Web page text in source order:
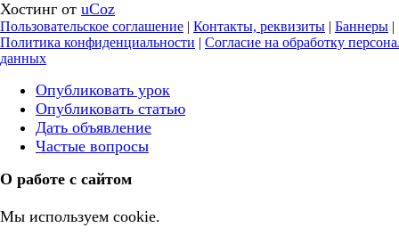
Хостинг от uCoz
Пользовательское соглашение | Контакты, реквизиты | Баннеры |
Политика конфиденциальности | Согласие на обработку
данных
Опубликовать урок
Опубликовать статью
Дать объявление
Частые вопросы
О работе с сайтом
Мы используем cookie.